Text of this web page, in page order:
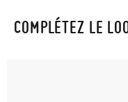
COMPLÉTEZ LE